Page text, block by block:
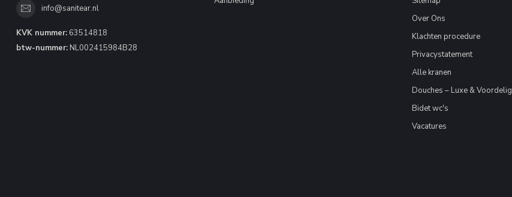
info@sanitear.nl
KVK nummer: 63514818
btw-nummer: NL002415984B28
Over Ons
Klachten procedure
Privacystatement
Alle kranen
Douches – Luxe & Voordelig
Bidet wc's
Vacatures